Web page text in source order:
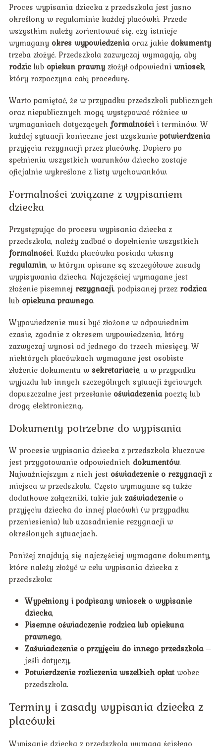
Proces wypisania dziecka z przedszkola jest jasno
określony w regulaminie każdej placówki. Przede
wszystkim należy zorientować się, czy istnieje
wymagany okres wypowiedzeniaoraz jakie dokumenty
trzeba złożyć. Przedszkola zazwyczaj wymagają, aby
rodziclub opiekun prawnyzłożył odpowiedni wniosek,
który rozpoczyna całą procedurę.
Warto pamiętać, że w przypadku przedszkoli publicznych
oraz niepublicznych mogą występować różnice w
wymaganiach dotyczących formalnościi terminów. W
każdej sytuacji konieczne jest uzyskanie potwierdzenia
przyjęcia rezygnacji przez placówkę. Dopiero po
spełnieniu wszystkich warunków dziecko zostaje
oficjalnie wykreślone z listy wychowanków.
Formalności związane z wypisaniem
dziecka
Przystępując do procesu wypisania dziecka z
przedszkola, należy zadbać o dopełnienie wszystkich
formalności. Każda placówka posiada własny
regulamin, w którym opisane są szczegółowe zasady
wypisywania dziecka. Najczęściej wymagane jest
złożenie pisemnej rezygnacji, podpisanej przez rodzica
lub opiekuna prawnego.
Wypowiedzenie musi być złożone w odpowiednim
czasie, zgodnie z okresem wypowiedzenia, który
zazwyczaj wynosi od jednego do trzech miesięcy. W
niektórych placówkach wymagane jest osobiste
złożenie dokumentu w sekretariacie, a w przypadku
wyjazdu lub innych szczególnych sytuacji życiowych
dopuszczalne jest przesłanie oświadczeniapocztą lub
drogą elektroniczną.
Dokumenty potrzebne do wypisania
W procesie wypisania dziecka z przedszkola kluczowe
jest przygotowanie odpowiednich dokumentów.
Najważniejszym z nich jest oświadczenie o rezygnacjiz
miejsca w przedszkolu. Często wymagane są także
dodatkowe załączniki, takie jak zaświadczenieo
przyjęciu dziecka do innej placówki (w przypadku
przeniesienia) lub uzasadnienie rezygnacji w
określonych sytuacjach.
Poniżej znajdują się najczęściej wymagane dokumenty,
które należy złożyć w celu wypisania dziecka z
przedszkola:
Wypełniony i podpisany wniosek o wypisanie
dziecka,
Pisemne oświadczenie rodzica lub opiekuna
prawnego,
Zaświadczenie o przyjęciu do innego przedszkola–
jeśli dotyczy,
Potwierdzenie rozliczenia wszelkich opłatwobec
przedszkola.
Terminy i zasady wypisania dziecka z
placówki
Wypisanie dziecka z przedszkola wymaga ścisłego